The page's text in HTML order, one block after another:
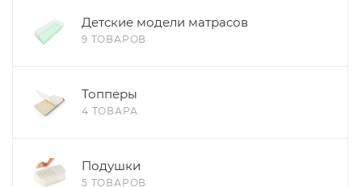
Детские модели матрасов
9 ТОВАРОВ
Топперы
4 ТОВАРА
Подушки
5 ТОВАРОВ